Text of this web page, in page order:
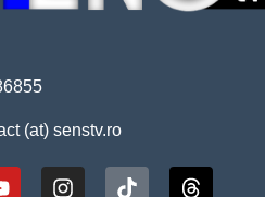
(at) senstv.ro